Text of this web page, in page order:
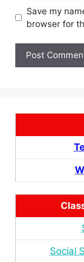
Save my
browser for
Social